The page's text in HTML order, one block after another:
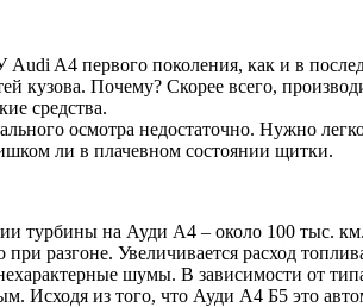
A4 первого поколения, как и в
кузова. Почему? Скорее всего,
средства.
осмотра недостаточно. Нужно
ли в плачевном состоянии щитки.
турбины на Ауди А4 – около 100 тыс.
разгоне. Увеличивается расход
шумы. В зависимости от
из того, что Ауди А4 Б5 это